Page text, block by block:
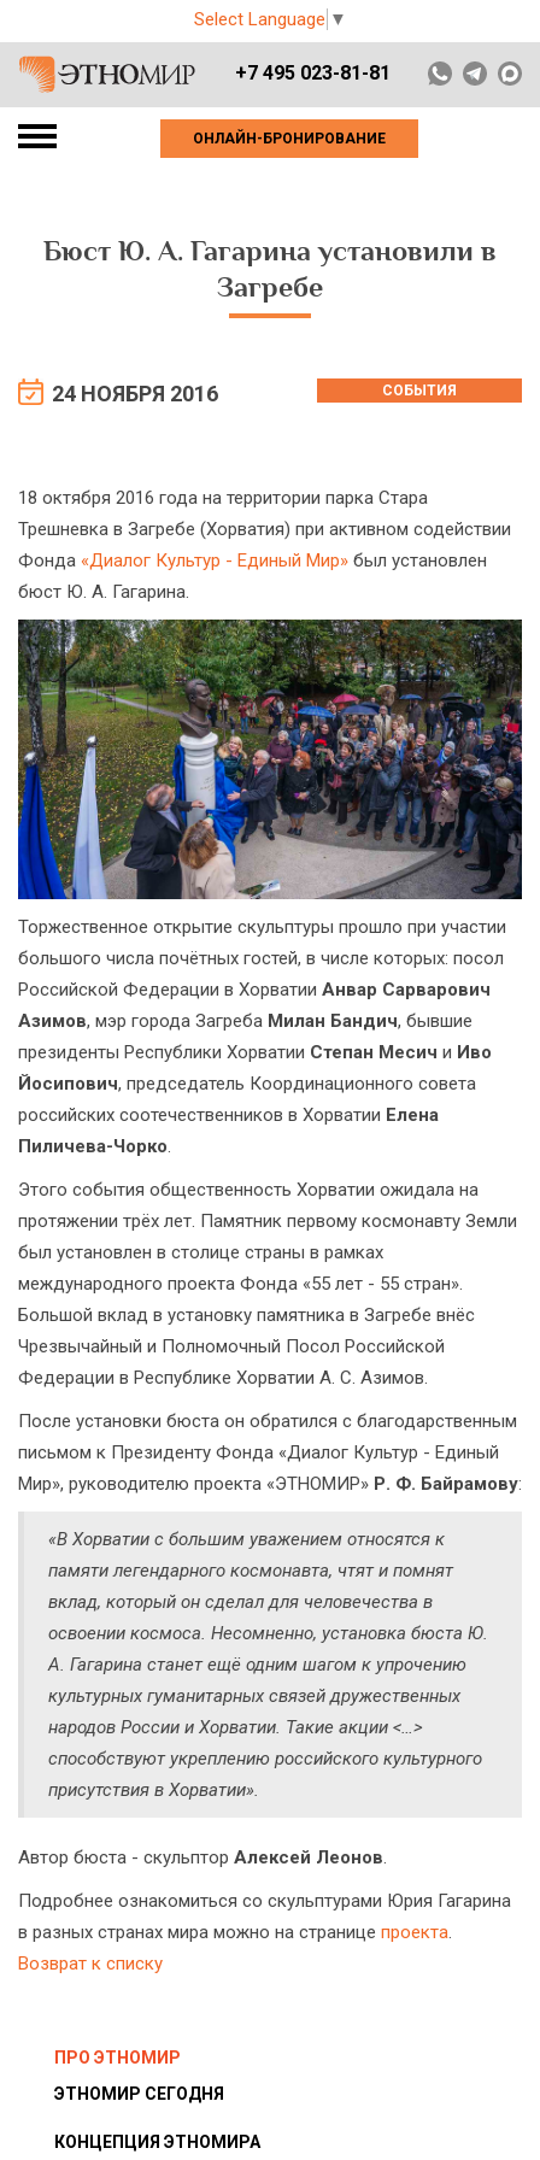
Select Language ▼
+7 495 023-81-81
ОНЛАЙН-БРОНИРОВАНИЕ
Бюст Ю. А. Гагарина установили в
Загребе
24 НОЯБРЯ 2016 СОБЫТИЯ
18 октября 2016 года на территории парка Стара
Трешневка в Загребе (Хорватия) при активном содействии
Фонда «Диалог Культур - Единый Мир» был установлен
бюст Ю. А. Гагарина.
Торжественное открытие скульптуры прошло при участии
большого числа почётных гостей, в числе которых: посол
Российской Федерации в Хорватии Анвар Сарварович
Азимов, мэр города Загреба Милан Бандич, бывшие
президенты Республики Хорватии Степан Месич и Иво
Йосипович, председатель Координационного совета
российских соотечественников в Хорватии Елена
Пиличева-Чорко.
Этого события общественность Хорватии ожидала на
протяжении трёх лет. Памятник первому космонавту Земли
был установлен в столице страны в рамках
международного проекта Фонда «55 лет - 55 стран».
Большой вклад в установку памятника в Загребе внёс
Чрезвычайный и Полномочный Посол Российской
Федерации в Республике Хорватии А. С. Азимов.
После установки бюста он обратился с благодарственным
письмом к Президенту Фонда «Диалог Культур - Единый
Мир», руководителю проекта «ЭТНОМИР» Р. Ф. Байрамову:
«В Хорватии с большим уважением относятся к
памяти легендарного космонавта, чтят и помнят
вклад, который он сделал для человечества в
освоении космоса. Несомненно, установка бюста Ю.
А. Гагарина станет ещё одним шагом к упрочению
культурных гуманитарных связей дружественных
народов России и Хорватии. Такие акции <…>
способствуют укреплению российского культурного
присутствия в Хорватии».
Автор бюста - скульптор Алексей Леонов.
Подробнее ознакомиться со скульптурами Юрия Гагарина
в разных странах мира можно на странице проекта.
Возврат к списку
ПРО ЭТНОМИР
ЭТНОМИР СЕГОДНЯ
КОНЦЕПЦИЯ ЭТНОМИРА